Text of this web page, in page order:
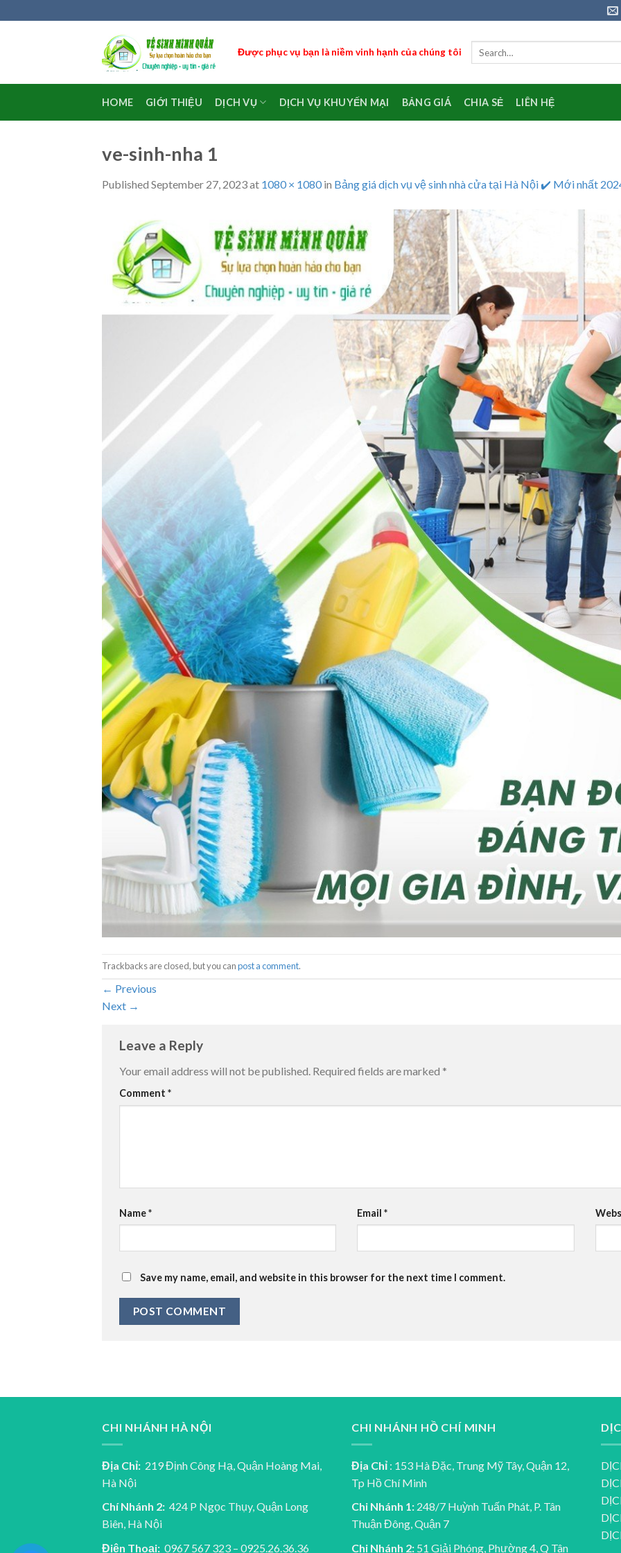
to
Được phục vụ bạn là niềm vinh hạnh của chúng tôi
HOME GIỚI THIỆU DỊCH VỤ DỊCH VỤ KHUYẾN MẠI BẢNG GIÁ CHIA SẺ LIÊN HỆ
ve-sinh-nha 1
Published September 27, 2023at 1080 × 1080in Bảng giá dịch vụ vệ sinh nhà cửa tại Hà Nội ✔️ Mới nhất
Trackbacks are closed, but you canpost a comment.
← Previous
Next →
Leave a Reply
Your email address will not be published. Required fields are marked *
Comment *
Name* Email*
Save my name, email, and website in this browser for the next time I comment.
CHI NHÁNH HÀ NỘI
Địa Chỉ: 219 Định Công Hạ, Quận Hoàng Mai,
Hà Nội
Chí Nhánh 2: 424 P Ngọc Thụy, Quận Long
Biên, Hà Nội
Điện Thoại: 0967 567 323 – 0925.26.36.36
CHI NHÁNH HỒ CHÍ MINH
Địa Chỉ : 153 Hà Đặc, Trung Mỹ Tây, Quận 12,
Tp Hồ Chí Minh
Chi Nhánh 1: 248/7 Huỳnh Tuấn Phát, P. Tân
Thuận Đông, Quận 7
Chi Nhánh 2: 51 Giải Phóng, Phường 4, Q Tân